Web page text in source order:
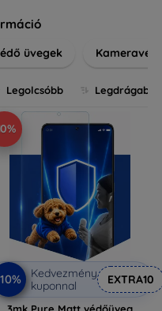
megőrzi a
hogy a
kijelzővédelemről, a
megoldásokat
üvegek
Legolcsóbb Legdrágabb
Kedvezmény
kuponnal
EXTRA10
3mk Pure Matt védőüveg